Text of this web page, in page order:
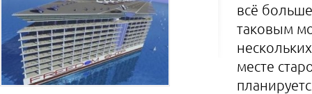
всё
таковым
месте